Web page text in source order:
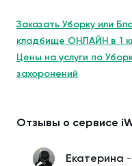
Заказать Уборку или
кладбище ОНЛАЙН в 1
Цены на услуги по
захоронений
Отзывы о сервисе
Екатерина